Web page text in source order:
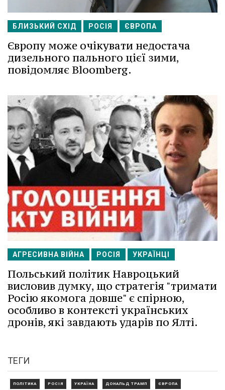
БЛИЗЬКИЙ СХІД РОСІЯ ЄВРОПА
Європу може очікувати недостача
дизельного пального цієї зими,
повідомляє Bloomberg.
АГРЕСИВНА ВІЙНА РОСІЯ УКРАЇНЦІ
Польський політик Навроцький
висловив думку, що стратегія "тримати
Росію якомога довше" є спірною,
особливо в контексті українських
дронів, які завдають ударів по Ялті.
ТЕГИ
ПОЛІТИКА РОСІЯ УКРАЇНА ДОНАЛЬД ТРАМП ЄВРОПА